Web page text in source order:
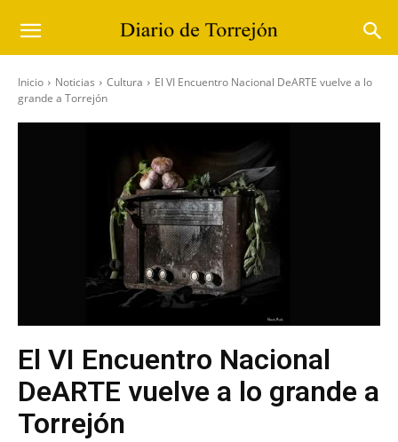
Inicio Noticias Cultura
El VI Encuentro Nacional DeARTE vuelve a lo
grande a Torrejón
El VI Encuentro Nacional
DeARTE vuelve a lo grande a
Torrejón